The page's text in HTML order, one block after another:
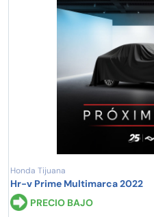
Honda Tijuana
Hr-v Prime Multimarca 2022
PRECIO BAJO